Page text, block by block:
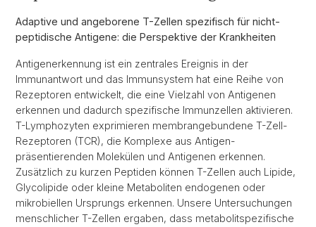
Adaptive und angeborene T-Zellen spezifisch für nicht-
peptidische Antigene: die Perspektive der Krankheiten
Antigenerkennung ist ein zentrales Ereignis in der
Immunantwort und das Immunsystem hat eine Reihe von
Rezeptoren entwickelt, die eine Vielzahl von Antigenen
erkennen und dadurch spezifische Immunzellen aktivieren.
T-Lymphozyten exprimieren membrangebundene T-Zell-
Rezeptoren (TCR), die Komplexe aus Antigen-
präsentierenden Molekülen und Antigenen erkennen.
Zusätzlich zu kurzen Peptiden können T-Zellen auch Lipide,
Glycolipide oder kleine Metaboliten endogenen oder
mikrobiellen Ursprungs erkennen. Unsere Untersuchungen
menschlicher T-Zellen ergaben, dass metabolitspezifische